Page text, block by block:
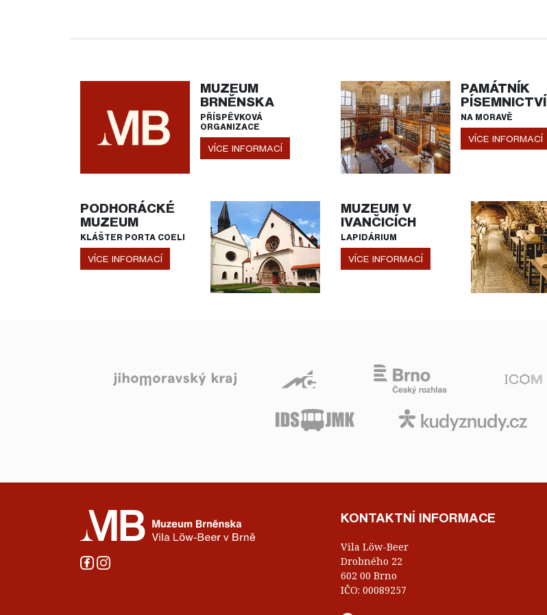
MUZEUM
BRNĚNSKA
PŘÍSPĚVKOVÁ
ORGANIZACE
VÍCE INFORMACÍ
PAMÁTNÍK
PÍSEMNICTVÍ
NA MORAVĚ
VÍCE INFORMACÍ
PODHORÁCKÉ
MUZEUM
KLÁŠTER PORTA COELI
VÍCE INFORMACÍ
MUZEUM V
IVANČICÍCH
LAPIDÁRIUM
VÍCE INFORMACÍ
KONTAKTNÍ INFORMACE
Vila Löw-Beer
Drobného 22
602 00 Brno
IČO: 00089257